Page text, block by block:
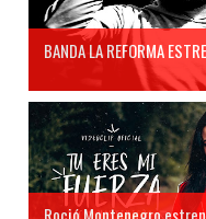
BANDA LA REFORMA
Roció Montenegro